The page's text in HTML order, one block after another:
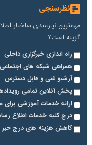
نظرسنجی
مهمترین نیازمندی ساختار
گزینه است؟
راه اندازی خبرگزاری داخلی
همراهی شبکه های
آرشیو غنی و قابل دسترس
پخش آنلاین تمامی
ارائه خدمات آموزشی
درج کلیه خدمات اطلاع
کاهش هزینه های درج خبر